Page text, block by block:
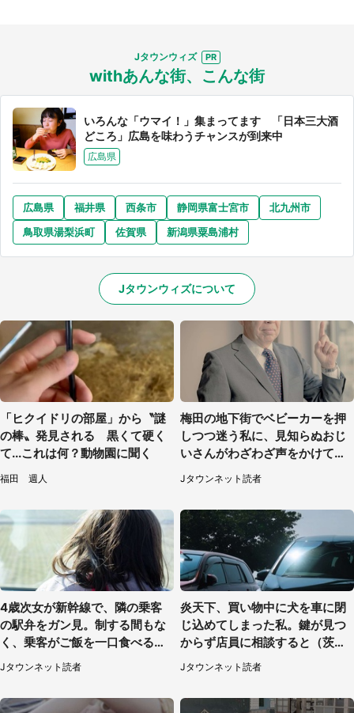
Jタウンウィズ
withあんな街、こんな街
いろんな「ウマイ！」集まってます 「日本三大酒
どころ」広島を味わうチャンスが到来中
広島県
広島県 福井県 西条市 静岡県富士宮市
北九州市
鳥取県湯梨浜町
佐賀県 新潟県粟島浦村
Jタウンウィズについて
「ヒクイドリの部屋」から〝謎
の棒〟発見される 黒くて硬く
て...これは何？動物園に聞く
福田 週人
梅田の地下街でベビーカーを押
しつつ迷う私に、見知らぬおじ
いさんがわざわざ声をかけてき
て（兵庫県・30代女性）
Jタウンネット読者
4歳次女が新幹線で、隣の乗客
の駅弁をガン見。制する間もな
く、乗客がご飯を一口食べると
（茨城県・50代女性）
Jタウンネット読者
炎天下、買い物中に犬を車に閉
じ込めてしまった私。鍵が見つ
からず店員に相談すると（茨城
県・50代女性）
Jタウンネット読者